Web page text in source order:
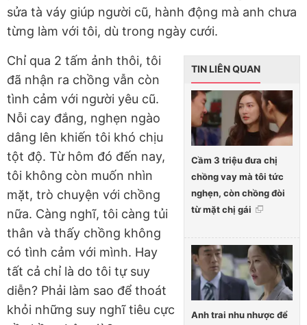
sửa tà váy giúp người cũ, hành động mà anh chưa
từng làm với tôi, dù trong ngày cưới.
TIN LIÊN QUAN
Cầm 3 triệu đưa chị
chồng vay mà tôi tức
nghẹn, còn chồng đòi
từ mặt chị gái
Anh trai nhu nhược để
Chỉ qua 2 tấm ảnh thôi, tôi
đã nhận ra chồng vẫn còn
tình cảm với người yêu cũ.
Nỗi cay đắng, nghẹn ngào
dâng lên khiến tôi khó chịu
tột độ. Từ hôm đó đến nay,
tôi không còn muốn nhìn
mặt, trò chuyện với chồng
nữa. Càng nghĩ, tôi càng tủi
thân và thấy chồng không
có tình cảm với mình. Hay
tất cả chỉ là do tôi tự suy
diễn? Phải làm sao để thoát
khỏi những suy nghĩ tiêu cực